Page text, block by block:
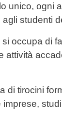
unico, ogni
studenti
si occupa di
di tirocini